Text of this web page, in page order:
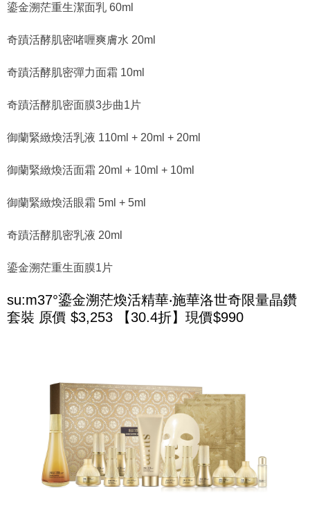
鎏金溯茫重生潔面乳 60ml
奇蹟活酵肌密啫喱爽膚水 20ml
奇蹟活酵肌密彈力面霜 10ml
奇蹟活酵肌密面膜3步曲1片
御蘭緊緻煥活乳液 110ml + 20ml + 20ml
御蘭緊緻煥活面霜 20ml + 10ml + 10ml
御蘭緊緻煥活眼霜 5ml + 5ml
奇蹟活酵肌密乳液 20ml
鎏金溯茫重生面膜1片
su:m37°鎏金溯茫煥活精華‧施華洛世奇限量晶鑽
套裝 原價 $3,253 【30.4折】現價$990